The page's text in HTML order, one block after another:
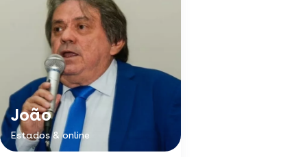
João
Estados & online